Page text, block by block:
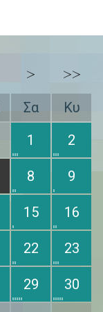
> >>
Σα
Κυ
1
2
8 9
15 16
22 23
29 30